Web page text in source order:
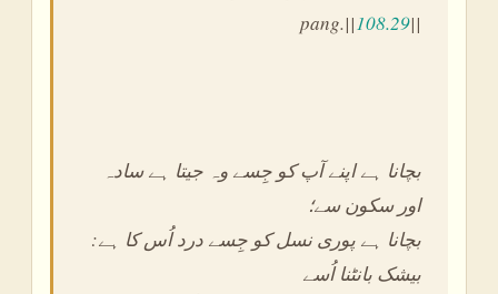
pang.||108.29||
بچانا ہے اپنے آپ کو جِسے وہ جیتا ہے سادہ
اور سکون سے؛
:بچانا ہے پوری نسل کو جِسے درد اُس کا ہے
بیشک بانٹنا اُسے